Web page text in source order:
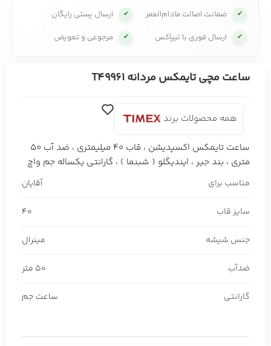
✔ ضمانت اصالت مادام‌العمر ✔ ارسال پستی رایگان
✔ ارسال فوری با تیپاکس ✔ مرجوعی و تعویض
ساعت مچی تایمکس مردانه T49961
همه محصولات برند
ساعت تایمکس اکسپدیشن ، قاب 40 میلیمتری ، ضد آب 50
متری ، بند جیر ، ایندیگلو ( شبنما ) ، گارانتی یکساله جم واچ
مناسب برای آقایان
سایز قاب 40
جنس شیشه مینرال
ضدآب 50 متر
گارانتی ساعت جم